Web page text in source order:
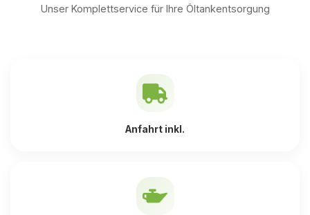
Unser Komplettservice für Ihre Öltankentsorgung
Anfahrt inkl.